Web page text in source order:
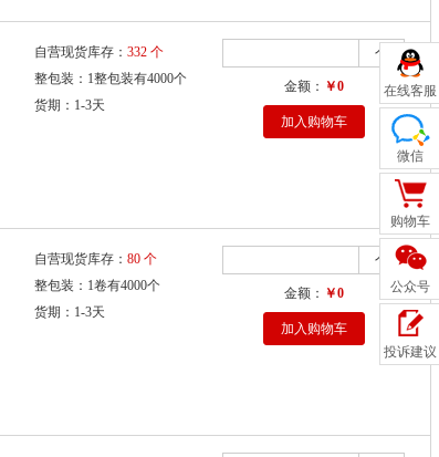
自营现货库存： 332 个
整包装：1整包装有4000个
货期：1-3天
个
金额： ￥0
加入购物车
自营现货库存： 80 个
整包装：1卷有4000个
货期：1-3天
个
金额： ￥0
加入购物车
在线客服
微信
购物车
公众号
投诉建议